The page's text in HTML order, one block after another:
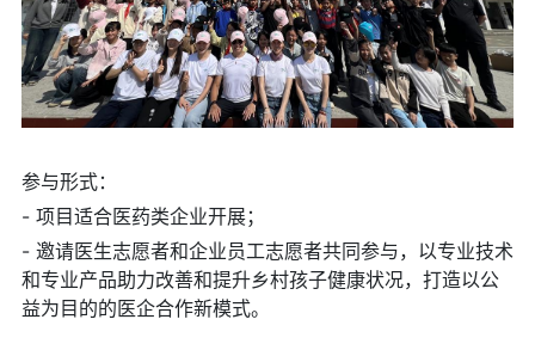
参与形式：
- 项目适合医药类企业开展；
- 邀请医生志愿者和企业员工志愿者共同参与，以专业技术
和专业产品助力改善和提升乡村孩子健康状况，打造以公
益为目的的医企合作新模式。